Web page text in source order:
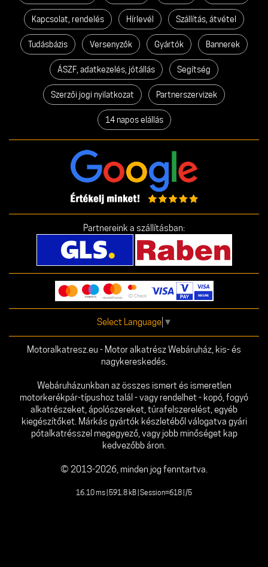
Kapcsolat, rendelés Hírlevél Szállítás, átvétel
Tudásbázis Versenyzők Gyártók Bannerek
ÁSZF, adatkezelés, jótállás Segítség
Szerzői jogi nyilatkozat Partnerszervizek
14 napos elállás
Partnereink a szállításban:
Select Language ▼
Motoralkatresz.eu - Motor alkatrész Webáruház, kis- és
nagykereskedés.
Webáruházunkban az összes ismert és ismeretlen
motorkerékpár-típushoz talál - vagy rendelhet - kopó, fogyó
alkatrészeket, ápolószereket, túrafelszerelést, egyéb
kiegészítőket. Márkás gyártók készletéből válogatva gyári
pótalkatrésszel megegyező, vagy jobb minőséget kap
kedvezőbb áron.
© 2013-2026, minden jog fenntartva.
16.10 ms | 591.8 kB | Session=618 | /5